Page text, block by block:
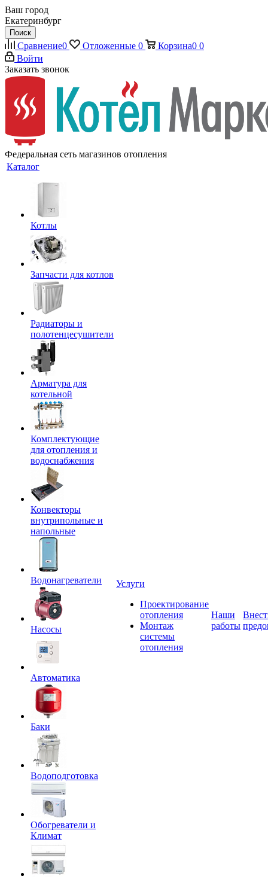
Ваш город
Екатеринбург
Поиск
Сравнение0 Отложенные 0 Корзина0 0
Войти
Заказать звонок
Федеральная сеть магазинов отопления
Каталог
Котлы
Запчасти для котлов
Радиаторы и
полотенцесушители
Арматура для
котельной
Комплектующие
для отопления и
водоснабжения
Конвекторы
внутрипольные и
напольные
Водонагреватели
Насосы
Автоматика
Баки
Водоподготовка
Обогреватели и
Климат
Услуги
Проектирование
отопления
Монтаж
системы
отопления
Наши
работы